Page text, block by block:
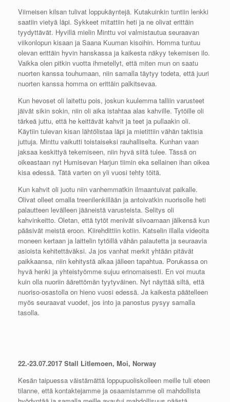
Viimeisen kilsan tulivat loppukäyntejä. Kutakuinkin tuntiin lenkki
saatiin vietyä läpi. Sykkeet mitattiin heti ja ne olivat erittäin
tyydyttävät. Hyvillä mielin Minttu voi valmistautua seuraavan
viikonlopun kisaan ja Saana Kuuman kisoihin. Homma tuntuu
olevan erittäin hyvin hanskassa ja kaikesta näkyy tekemisen ilo.
Vaikka olen pitkin vuotta ihmetellyt, että miten mun on saatu
nuorten kanssa touhumaan, niin samalla täytyy todeta, että juuri
nuorten kanssa homma on erittäin palkitsevaa.
Kun hevoset oli laitettu pois, joskun kuulemma talliin varusteet
jäivät sikin sokin, niin oli aika istahtaa alas kahville. Tytöille oli
tärkeä juttu, että he keittävät kahvit ja teet ja pullaakin oli.
Käytiin tulevan kisan lähtölistaa läpi ja mietittiin vähän taktisia
juttuja. Minttu vaikutti toistaiseksi rauhalliselta. Kunhan vaan
jaksaa keskittyä tekemiseen, niin hyvä siitä tulee. Tässä on
oikeastaan nyt Humisevan Harjun tiimin eka sellainen ihan oikea
kisa edessä. Tätä varten on yli vuosi tehty töitä.
Kun kahvit oli juotu niin vanhemmatkin ilmaantuivat paikalle.
Olivat olleet omalla treenilenkillään ja antoivatkin nuorisolle heti
palautteen levälleen jääneistä varusteista. Selitys oli
kahvinkeitto. Oletan, että tytöt menivät siivoamaan jälkensä kun
pääsivät meistä eroon. Kiirehdittiin kotiin. Katselin illalla videoita
moneen kertaan ja laittelin tytöillä vähän palautetta ja seuraavia
asioista kehitettäväksi. Ja jos vanhat merkit yhtään pitävät
paikkaansa, niin kehitystä alkaa jälleen tapahtua. Porukassa on
hyvä henki ja yhteistyömme sujuu erinomaisesti. En voi muuta
kuin olla nuoriin äärettömän tyytyväinen. Nyt näyttää siltä, että
nuoriso-osastolla on hieno vuosi edessä. Ja kaikesta päätelleen
myös seuraavat vuodet, jos into ja panostus pysyy samalla
tasolla.
22.-23.07.2017 Stall Litlemoen, Moi, Norway
Kesän taipuessa väistämättä loppupuoliskolleen meille tuli eteen
tilanne, että kontaktejamme ja osaamistamme oli mahdollista